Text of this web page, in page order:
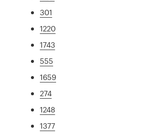
301
1220
1743
555
1659
274
1248
1377